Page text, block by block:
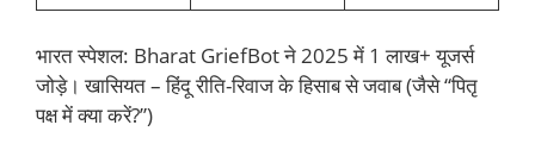
भारत स्पेशल: Bharat GriefBot ने 2025 में 1 लाख+ यूजर्स
जोड़े। खासियत – हिंदू रीति-रिवाज के हिसाब से जवाब (जैसे “पितृ
पक्ष में क्या करें?”)